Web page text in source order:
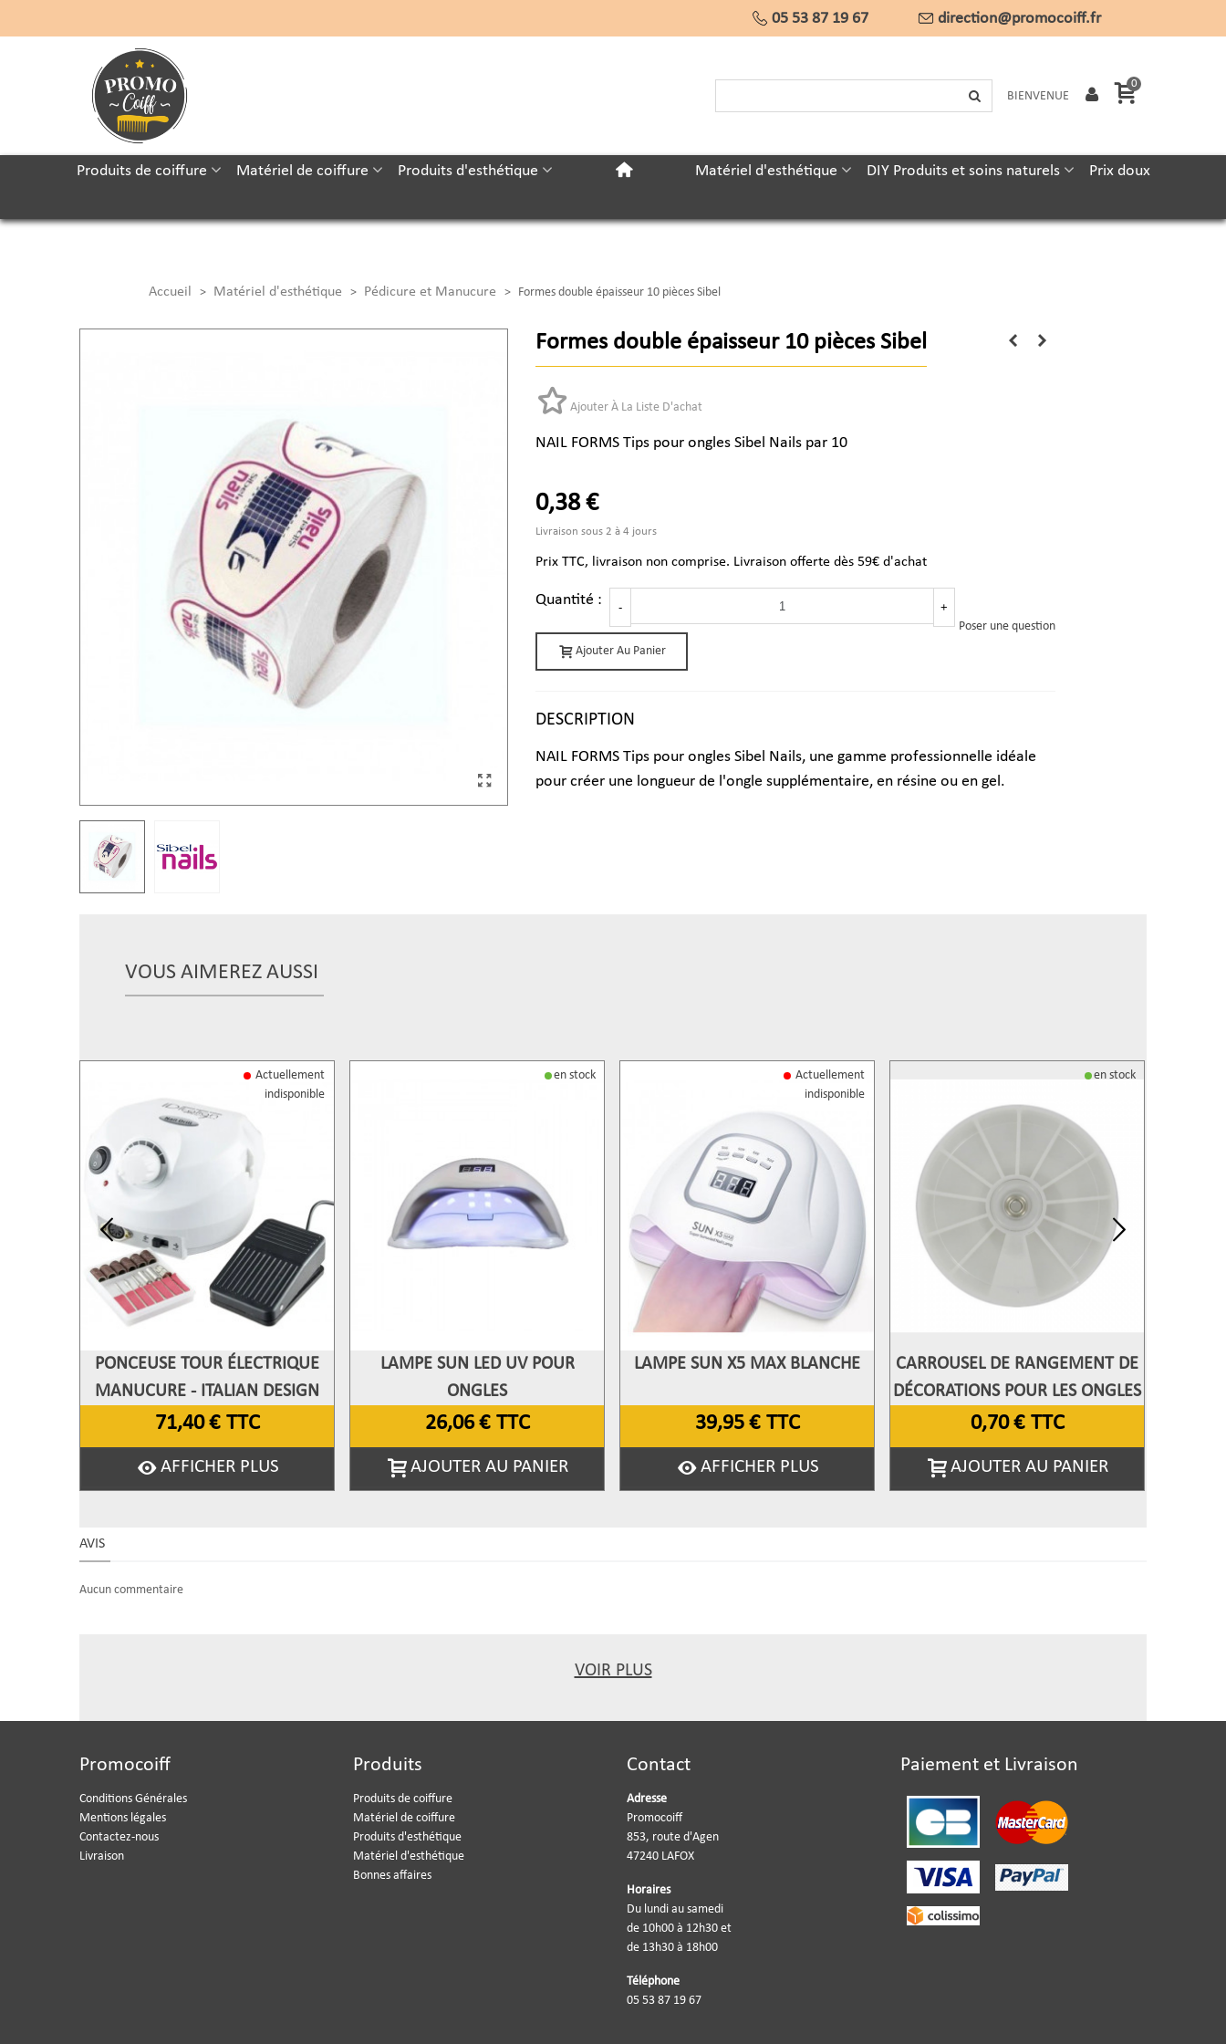
05 53 87 19 67 direction@promocoiff.fr
BIENVENUE
0
Produits de coiffure Matériel de coiffure Produits d'esthétique Matériel d'esthétique DIY Produits et soins naturels Prix doux
Accueil > Matériel d'esthétique > Pédicure et Manucure > Formes double épaisseur 10 pièces Sibel
Formes double épaisseur 10 pièces Sibel
Ajouter À La Liste D'achat
NAIL FORMS Tips pour ongles Sibel Nails par 10
0,38 €
Livraison sous 2 à 4 jours
Prix TTC, livraison non comprise. Livraison offerte dès 59€ d'achat
Quantité : - +
Ajouter Au Panier
Poser une question
DESCRIPTION
NAIL FORMS Tips pour ongles Sibel Nails, une gamme professionnelle idéale
pour créer une longueur de l'ongle supplémentaire, en résine ou en gel.
VOUS AIMEREZ AUSSI
Actuellement
indisponible
Afficher Plus
PONCEUSE TOUR ÉLECTRIQUE
MANUCURE - ITALIAN DESIGN
71,40 € TTC
AFFICHER PLUS
en stock
Afficher Plus
LAMPE SUN LED UV POUR
ONGLES
26,06 € TTC
AJOUTER AU PANIER
Actuellement
indisponible
Afficher Plus
LAMPE SUN X5 MAX BLANCHE
39,95 € TTC
AFFICHER PLUS
en stock
Afficher Plus
CARROUSEL DE RANGEMENT DE
DÉCORATIONS POUR LES ONGLES
0,70 € TTC
AJOUTER AU PANIER
AVIS
Aucun commentaire
VOIR PLUS
Promocoiff
Conditions Générales
Mentions légales
Contactez-nous
Livraison
Produits
Produits de coiffure
Matériel de coiffure
Produits d'esthétique
Matériel d'esthétique
Bonnes affaires
Contact
Adresse
Promocoiff
853, route d'Agen
47240 LAFOX
Horaires
Du lundi au samedi
de 10h00 à 12h30 et
de 13h30 à 18h00
Téléphone
05 53 87 19 67
Paiement et Livraison